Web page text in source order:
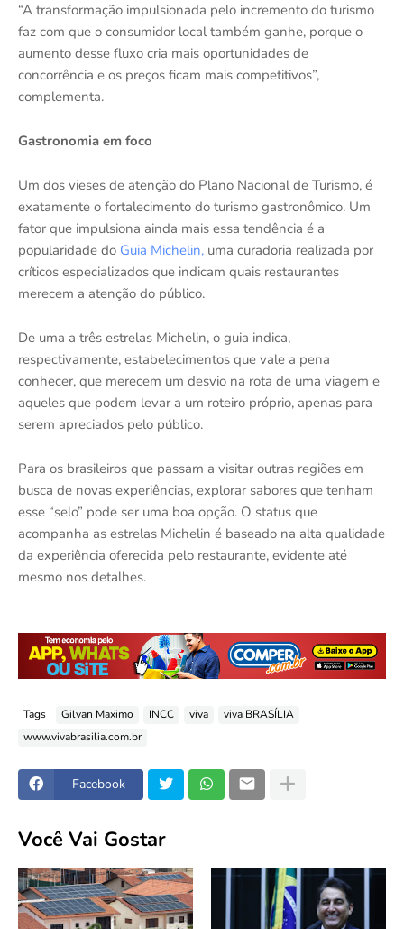
“A transformação impulsionada pelo incremento do turismo
faz com que o consumidor local também ganhe, porque o
aumento desse fluxo cria mais oportunidades de
concorrência e os preços ficam mais competitivos”,
complementa.
Gastronomia em foco
Um dos vieses de atenção do Plano Nacional de Turismo, é
exatamente o fortalecimento do turismo gastronômico. Um
fator que impulsiona ainda mais essa tendência é a
popularidade do Guia Michelin, uma curadoria realizada por
críticos especializados que indicam quais restaurantes
merecem a atenção do público.
De uma a três estrelas Michelin, o guia indica,
respectivamente, estabelecimentos que vale a pena
conhecer, que merecem um desvio na rota de uma viagem e
aqueles que podem levar a um roteiro próprio, apenas para
serem apreciados pelo público.
Para os brasileiros que passam a visitar outras regiões em
busca de novas experiências, explorar sabores que tenham
esse “selo” pode ser uma boa opção. O status que
acompanha as estrelas Michelin é baseado na alta qualidade
da experiência oferecida pelo restaurante, evidente até
mesmo nos detalhes.
Tags Gilvan Maximo INCC viva
viva BRASÍLIA
www.vivabrasilia.com.br
Facebook
Você Vai Gostar